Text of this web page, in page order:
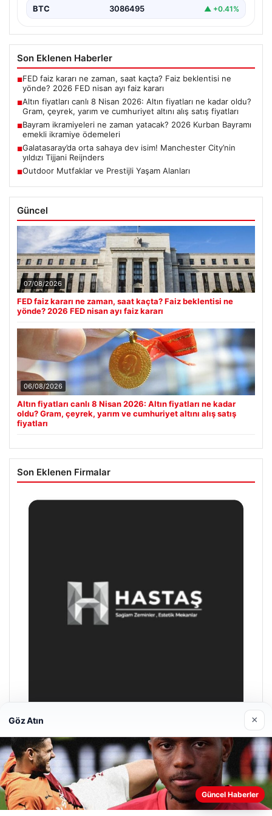
BTC 3086495 ▲ +0.41%
Son Eklenen Haberler
■FED faiz kararı ne zaman, saat kaçta? Faiz beklentisi ne
yönde? 2026 FED nisan ayı faiz kararı
■Altın fiyatları canlı 8 Nisan 2026: Altın fiyatları ne kadar oldu?
Gram, çeyrek, yarım ve cumhuriyet altını alış satış fiyatları
■Bayram ikramiyeleri ne zaman yatacak? 2026 Kurban Bayramı
emekli ikramiye ödemeleri
■Galatasaray’da orta sahaya dev isim! Manchester City’nin
yıldızı Tijjani Reijnders
■Outdoor Mutfaklar ve Prestijli Yaşam Alanları
Güncel
07/08/2026
FED faiz kararı ne zaman, saat kaçta? Faiz beklentisi ne
yönde? 2026 FED nisan ayı faiz kararı
06/08/2026
Altın fiyatları canlı 8 Nisan 2026: Altın fiyatları ne kadar
oldu? Gram, çeyrek, yarım ve cumhuriyet altını alış satış
fiyatları
Son Eklenen Firmalar
Prenses Night Club
29/04/2026
Web sitemizi nasıl kullandığınızı daha iyi anlayabilmek,
Göz Atın ×
Güncel Haberler